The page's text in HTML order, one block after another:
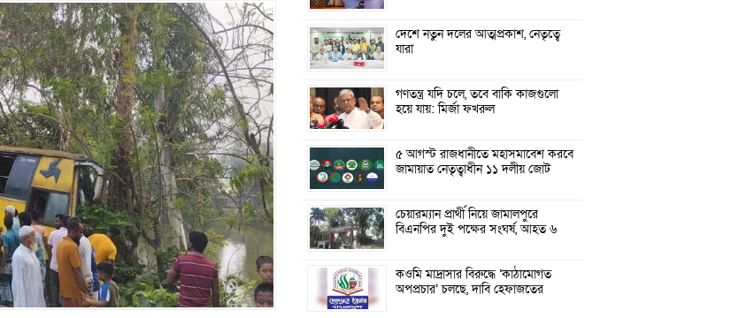
দেশে নতুন দলের আত্মপ্রকাশ, নেতৃত্বে
যারা
গণতন্ত্র যদি চলে, তবে বাকি কাজগুলো
হয়ে যায়: মির্জা ফখরুল
৫ আগস্ট রাজধানীতে মহাসমাবেশ করবে
জামায়াত নেতৃত্বাধীন ১১ দলীয় জোট
চেয়ারম্যান প্রার্থী নিয়ে জামালপুরে
বিএনপির দুই পক্ষের সংঘর্ষ, আহত ৬
কওমি মাদ্রাসার বিরুদ্ধে ‘কাঠামোগত
অপপ্রচার’ চলছে, দাবি হেফাজতের